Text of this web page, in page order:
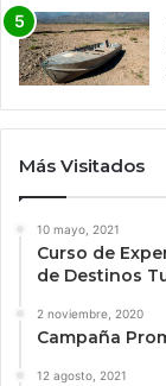
Más Visitados
10 mayo, 2021
Curso de
de Destinos
2 noviembre, 2020
Campaña
12 agosto, 2021